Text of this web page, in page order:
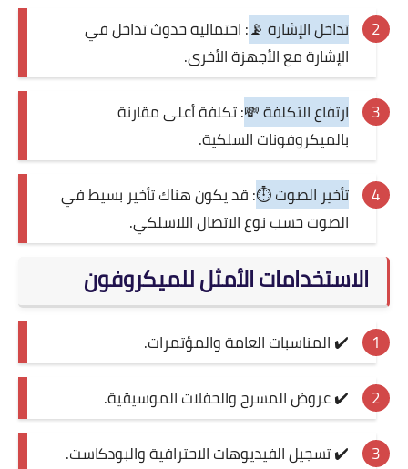
تداخل الإشارة 📡: احتمالية حدوث تداخل في
الإشارة مع الأجهزة الأخرى.
ارتفاع التكلفة 💸: تكلفة أعلى مقارنة
بالميكروفونات السلكية.
تأخير الصوت ⏱️: قد يكون هناك تأخير بسيط في
الصوت حسب نوع الاتصال اللاسلكي.
الاستخدامات الأمثل للميكروفون
✔️ المناسبات العامة والمؤتمرات.
✔️ عروض المسرح والحفلات الموسيقية.
✔️ تسجيل الفيديوهات الاحترافية والبودكاست.